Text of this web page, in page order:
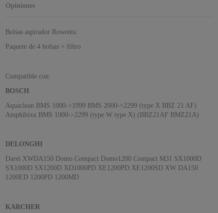
Opiniones
Bolsas aspirador Rowenta
Paquete de 4 bolsas + filtro
Compatible con:
BOSCH
Aquaclean BMS 1000->1999 BMS 2000->2299 (type X BBZ 21 AF)
Amphibixx BMS 1000->2299 (type W type X) (BBZ21AF BMZ21A)
DELONGHI
Darel XWDA150 Domo Compact Domo1200 Compact M31 SX1000D
SX1000D SX1200D XD1000PD XE1200PD XE1200SD XW DA150
1200ED 1200PD 1200MD
KARCHER